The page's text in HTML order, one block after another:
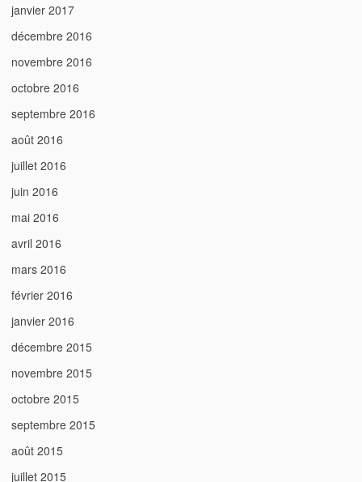
janvier 2017
décembre 2016
novembre 2016
octobre 2016
septembre 2016
août 2016
juillet 2016
juin 2016
mai 2016
avril 2016
mars 2016
février 2016
janvier 2016
décembre 2015
novembre 2015
octobre 2015
septembre 2015
août 2015
juillet 2015